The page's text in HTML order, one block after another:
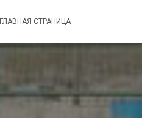
ГЛАВНАЯ СТРАНИЦА